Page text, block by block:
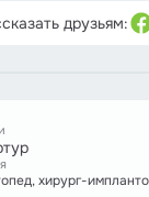
друзьям:
хирург-